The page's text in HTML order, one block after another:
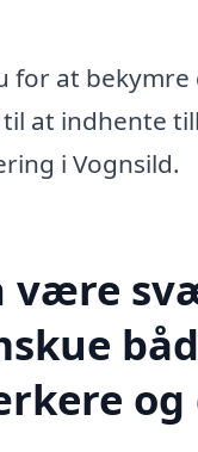
for at bekymre
at indhente
i Vognsild.
være
og